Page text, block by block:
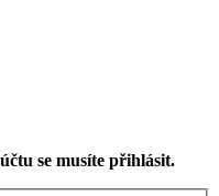
se musíte přihlásit.